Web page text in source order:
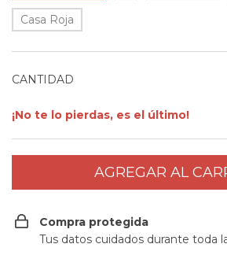
Casa Roja
CANTIDAD
¡No te lo pierdas, es el último!
Compra protegida
Tus datos cuidados durante toda